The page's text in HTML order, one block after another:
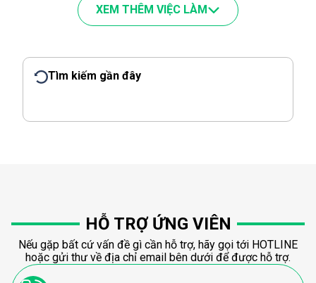
XEM THÊM VIỆC LÀM
Tìm kiếm gần đây
HỖ TRỢ ỨNG VIÊN
Nếu gặp bất cứ vấn đề gì cần hỗ trợ, hãy gọi tới HOTLINE
hoặc gửi thư về địa chỉ email bên dưới để được hỗ trợ.